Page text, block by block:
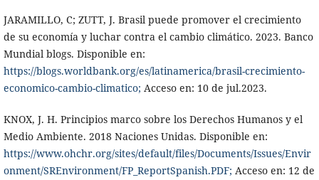
JARAMILLO, C; ZUTT, J. Brasil puede promover el crecimiento
de su economía y luchar contra el cambio climático. 2023. Banco
Mundial blogs. Disponible en:
https://blogs.worldbank.org/es/latinamerica/brasil-crecimiento-
economico-cambio-climatico; Acceso en: 10 de jul.2023.
KNOX, J. H. Principios marco sobre los Derechos Humanos y el
Medio Ambiente. 2018 Naciones Unidas. Disponible en:
https://www.ohchr.org/sites/default/files/Documents/Issues/Envir
onment/SREnvironment/FP_ReportSpanish.PDF; Acceso en: 12 de